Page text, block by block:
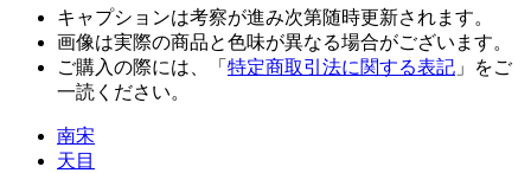
キャプションは考察が進み次第随時更新されます。
画像は実際の商品と色味が異なる場合がございます。
ご購入の際には、「 特定商取引法に関する表記 」をご
一読ください。
南宋
天目